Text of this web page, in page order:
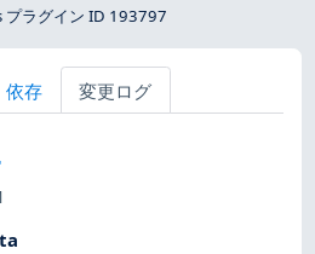
プラグイン ID 193797
依存 変更ログ